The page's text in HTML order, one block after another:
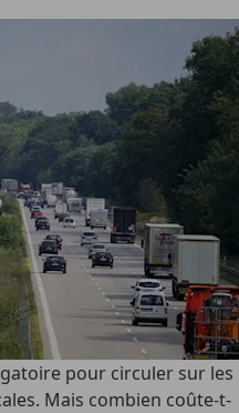
pour circuler sur les
Mais combien coûte-t-